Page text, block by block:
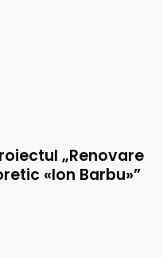
„Renovare
«Ion Barbu»”